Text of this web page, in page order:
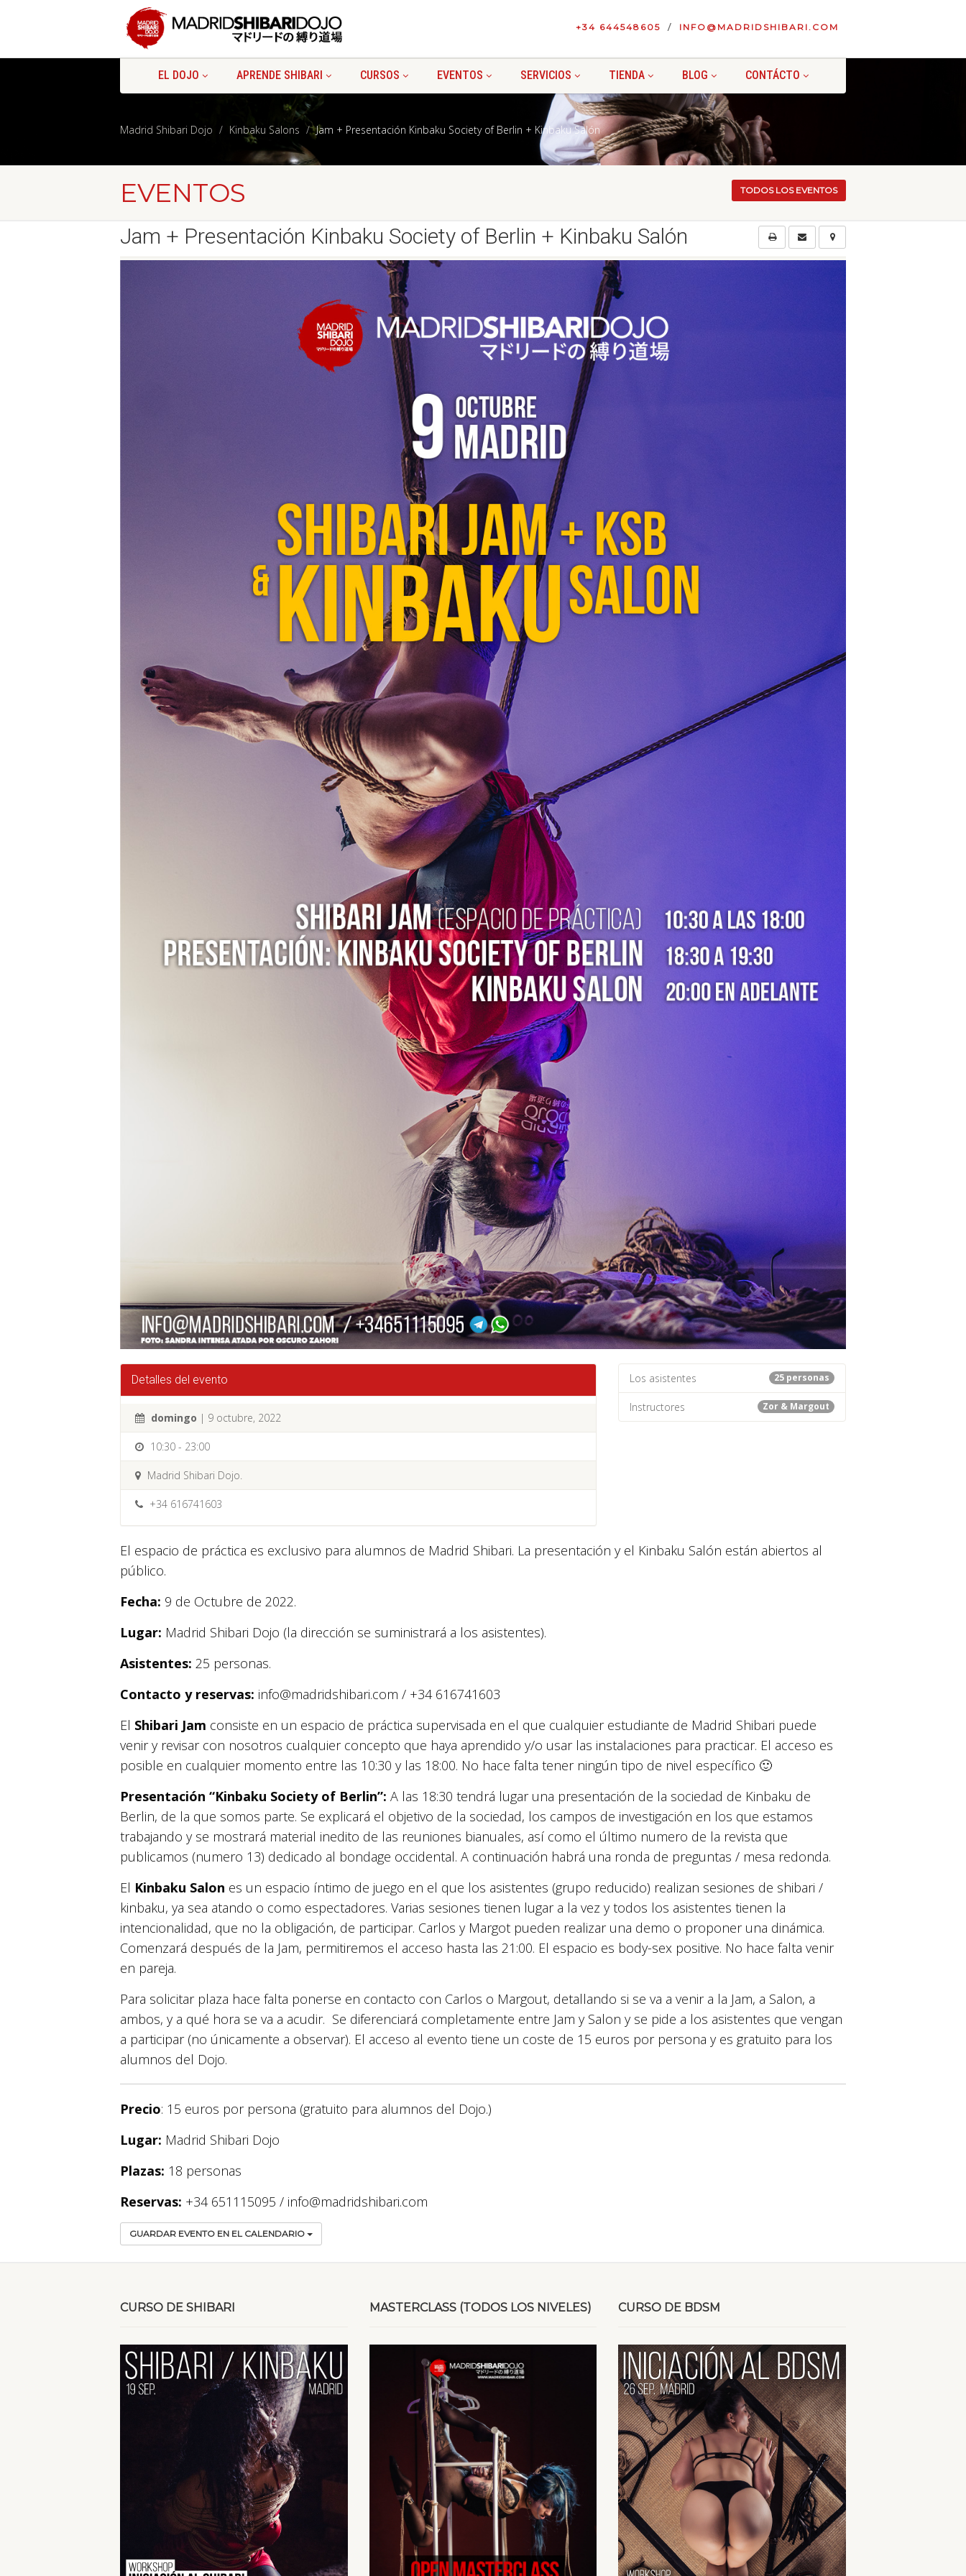
+34 644548605 INFO@MADRIDSHIBARI.COM
EL DOJO APRENDE SHIBARI CURSOS EVENTOS SERVICIOS TIENDA BLOG CONTÁCTO
Madrid Shibari Dojo Kinbaku Salons Jam + Presentación Kinbaku Society of Berlin + Kinbaku Salón
EVENTOS TODOS LOS EVENTOS
Jam + Presentación Kinbaku Society of Berlin + Kinbaku Salón
Detalles del evento
domingo | 9 octubre, 2022
10:30 - 23:00
Madrid Shibari Dojo.
+34 616741603
25 personas
Los asistentes
Zor & Margout
Instructores
El espacio de práctica es exclusivo para alumnos de Madrid Shibari. La presentación y el Kinbaku Salón están abiertos al
público.
Fecha: 9 de Octubre de 2022.
Lugar: Madrid Shibari Dojo (la dirección se suministrará a los asistentes).
Asistentes: 25 personas.
Contacto y reservas: info@madridshibari.com / +34 616741603
El Shibari Jam consiste en un espacio de práctica supervisada en el que cualquier estudiante de Madrid Shibari puede
venir y revisar con nosotros cualquier concepto que haya aprendido y/o usar las instalaciones para practicar. El acceso es
posible en cualquier momento entre las 10:30 y las 18:00. No hace falta tener ningún tipo de nivel específico 🙂
Presentación “Kinbaku Society of Berlin”: A las 18:30 tendrá lugar una presentación de la sociedad de Kinbaku de
Berlin, de la que somos parte. Se explicará el objetivo de la sociedad, los campos de investigación en los que estamos
trabajando y se mostrará material inedito de las reuniones bianuales, así como el último numero de la revista que
publicamos (numero 13) dedicado al bondage occidental. A continuación habrá una ronda de preguntas / mesa redonda.
El Kinbaku Salon es un espacio íntimo de juego en el que los asistentes (grupo reducido) realizan sesiones de shibari /
kinbaku, ya sea atando o como espectadores. Varias sesiones tienen lugar a la vez y todos los asistentes tienen la
intencionalidad, que no la obligación, de participar. Carlos y Margot pueden realizar una demo o proponer una dinámica.
Comenzará después de la Jam, permitiremos el acceso hasta las 21:00. El espacio es body-sex positive. No hace falta venir
en pareja.
Para solicitar plaza hace falta ponerse en contacto con Carlos o Margout, detallando si se va a venir a la Jam, a Salon, a
ambos, y a qué hora se va a acudir. Se diferenciará completamente entre Jam y Salon y se pide a los asistentes que vengan
a participar (no únicamente a observar). El acceso al evento tiene un coste de 15 euros por persona y es gratuito para los
alumnos del Dojo.
Precio: 15 euros por persona (gratuito para alumnos del Dojo.)
Lugar: Madrid Shibari Dojo
Plazas: 18 personas
Reservas: +34 651115095 / info@madridshibari.com
GUARDAR EVENTO EN EL CALENDARIO
CURSO DE SHIBARI MASTERCLASS (TODOS LOS NIVELES) CURSO DE BDSM